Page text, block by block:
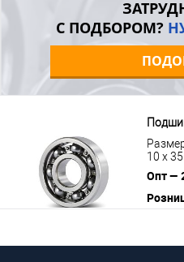
С ПОДБОРОМ?
10 x 35
Опт —